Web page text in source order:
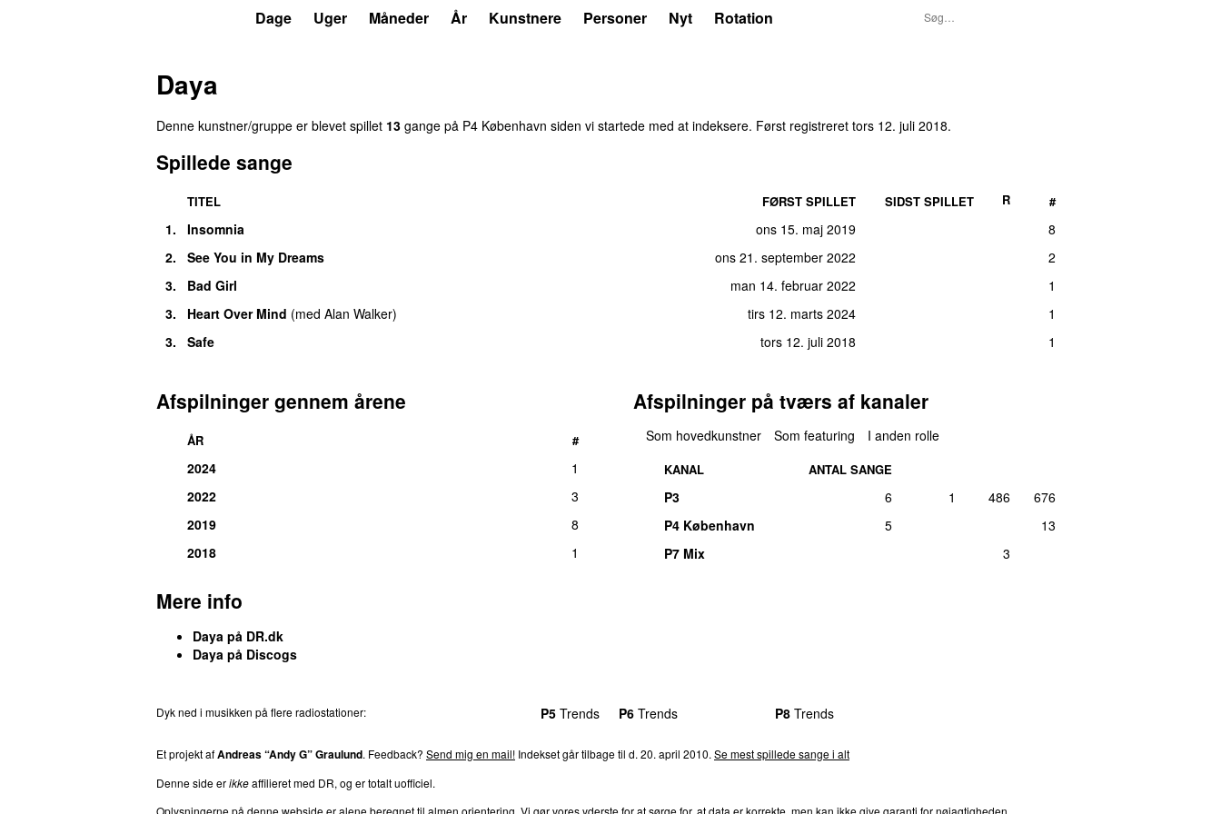
Dage Uger Måneder År Kunstnere Personer Nyt Rotation
Daya
Denne kunstner/gruppe er blevet spillet 13 gange på P4 København siden vi startede med at indeksere. Først registreret tors 12. juli 2018.
Spillede sange
TITEL FØRST SPILLET SIDST SPILLET R #
1. Insomnia ons 15. maj 2019
8
2.
See You in My Dreams ons 21. september 2022
2
3.
Bad Girl man 14. februar 2022
1
3.
Heart Over Mind (med Alan Walker) tirs 12. marts 2024
1
3.
Safe tors 12. juli 2018 1
Afspilninger gennem årene
ÅR #
2024
1
2022
3
2019
8
2018
1
Afspilninger på tværs af kanaler
Som hovedkunstner Som featuring I anden rolle
KANAL ANTAL SANGE
P3 6 1 486
676
P4 København
5
13
P7 Mix
3
Mere info
Daya på DR.dk
Daya på Discogs
Dyk ned i musikken på flere radiostationer: P5 Trends P6 Trends P8 Trends
Et projekt afAndreas “Andy G” Graulund. Feedback? Send mig en mail! Indekset går tilbage til d. 20. april 2010. Se mest spillede sange i alt
Denne side erikkeaffilieret med DR, og er totalt uofficiel.
Oplysningerne på denne webside er alene beregnet til almen orientering. Vi gør vores yderste for at sørge for, at data er korrekte, men kan ikke give garanti for nøjagtigheden,